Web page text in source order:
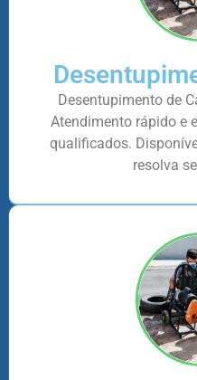
Desentupimento de
Atendimento rápido e
qualificados.
resolva